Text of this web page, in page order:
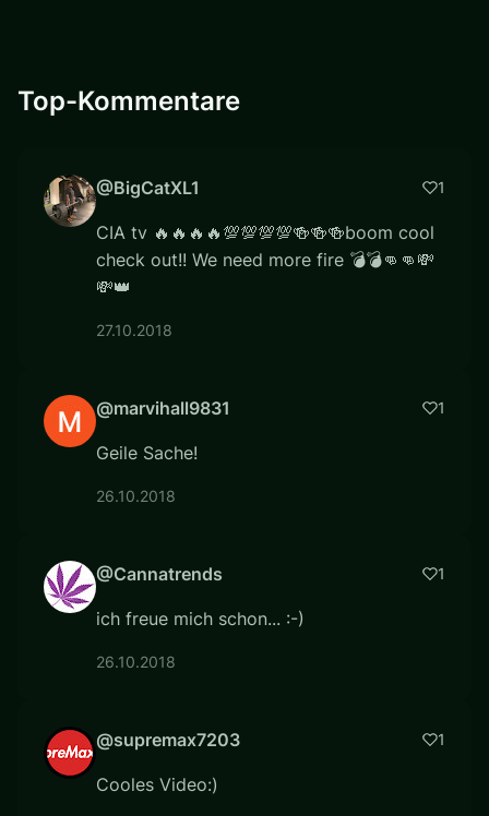
Top-Kommentare
@BigCatXL1 1
CIA tv 🔥🔥🔥🔥💯💯💯💯🍻🍻🍻boom cool
check out!! We need more fire 💣💣👊👊💸
💸👑
27.10.2018
@marvihall9831 1
Geile Sache!
26.10.2018
@Cannatrends 1
ich freue mich schon... :-)
26.10.2018
@supremax7203 1
Cooles Video:)